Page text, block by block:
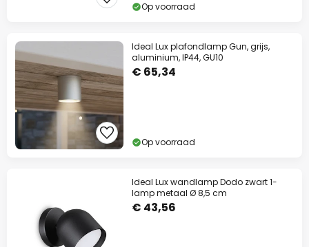
Op voorraad
Ideal Lux plafondlamp Gun, grijs,
aluminium, IP44, GU10
€ 65,34
Op voorraad
Ideal Lux wandlamp Dodo zwart 1-
lamp metaal Ø 8,5 cm
€ 43,56